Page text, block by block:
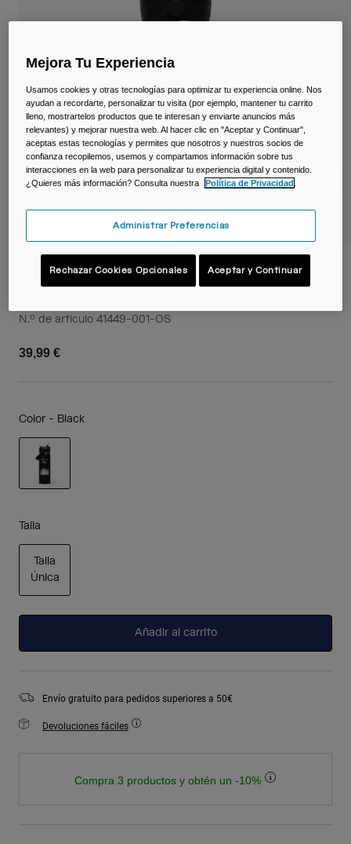
Tazas y Vasos
Riñoneras
Bolsas Bici
Bolsas Hidratación
Accessorios
Ver todo
Botella térmica Thrive™ Flip Straw 600 ml,
acero inoxidable - VISMA Limited Edition
N.º de artículo 41449-001-OS
39,99 €
Color - Black
Talla
Talla
Única
Añadir al carrito
Envío gratuito para pedidos superiores a 50€
Devoluciones fáciles
Compra 3 productos y obtén un -10%
Mejora Tu Experiencia
Usamos cookies y otras tecnologías para optimizar tu experiencia online. Nos
ayudan a recordarte, personalizar tu visita (por ejemplo, mantener tu carrito
lleno, mostrartelos productos que te interesan y enviarte anuncios más
relevantes) y mejorar nuestra web. Al hacer clic en "Aceptar y Continuar",
aceptas estas tecnologías y permites que nosotros y nuestros socios de
confianza recopilemos, usemos y compartamos información sobre tus
interacciones en la web para personalizar tu experiencia digital y contenido.
¿Quieres más información? Consulta nuestra
Política de Privacidad
Administrar Preferencias
Rechazar Cookies Opcionales Aceptar y Continuar